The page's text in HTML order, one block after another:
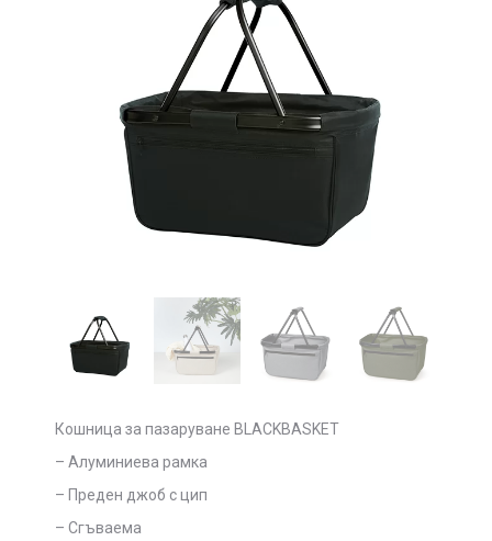
Кошница за пазаруване BLACKBASKET
– Алуминиева рамка
– Преден джоб с цип
– Сгъваема